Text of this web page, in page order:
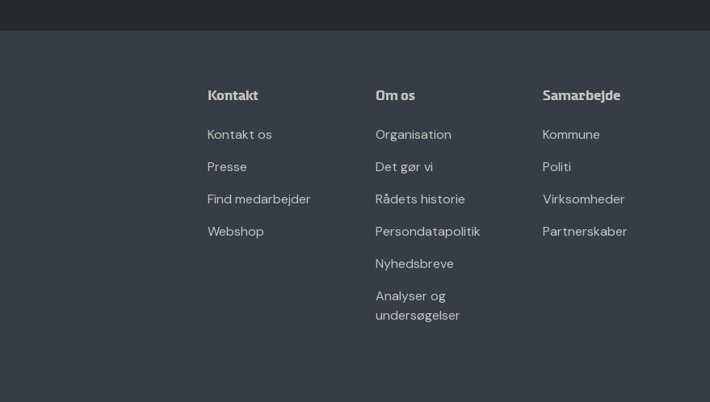
Kontakt
Kontakt os
Presse
Find medarbejder
Webshop
Om os
Organisation
Det gør vi
Rådets historie
Persondatapolitik
Nyhedsbreve
Analyser og
undersøgelser
Samarbejde
Kommune
Politi
Virksomheder
Partnerskaber